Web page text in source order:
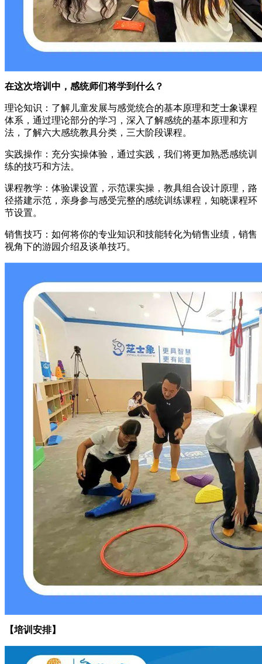
在这次培训中，感统师们将学到什么？
理论知识：了解儿童发展与感觉统合的基本原理和芝士象课程
体系，通过理论部分的学习，深入了解感统的基本原理和方
法，了解六大感统教具分类，三大阶段课程。
实践操作：充分实操体验，通过实践，我们将更加熟悉感统训
练的技巧和方法。
课程教学：体验课设置，示范课实操，教具组合设计原理，路
径搭建示范，亲身参与感受完整的感统训练课程，知晓课程环
节设置。
销售技巧：如何将你的专业知识和技能转化为销售业绩，销售
视角下的游园介绍及谈单技巧。
【培训安排】